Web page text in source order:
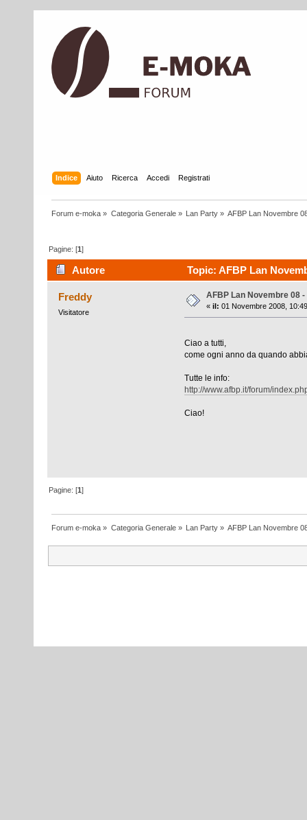
Indice Aiuto Ricerca Accedi Registrati
Forum e-moka » Categoria Generale» Lan Party» AFBP Lan Novembre
Pagine: [1]
Autore Topic: AFBP Lan
Freddy
Visitatore
AFBP Lan Novembre 08
« il: 01 Novembre 2008,
Ciao a tutti,
come ogni anno da quando
Tutte le info:
http://www.afbp.it/forum/
Ciao!
Pagine: [1]
Forum e-moka » Categoria Generale» Lan Party» AFBP Lan Novembre